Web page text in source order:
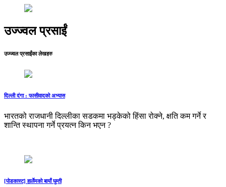
उज्ज्वल प्रसाईं
उज्ज्वल प्रसाईंका लेखहरु
दिल्ली दंगा : फासीवादको अभ्यास
भारतको राजधानी दिल्लीका सडकमा भड्केको हिंसा रोक्‍ने, क्षति कम गर्ने र
शान्ति स्थापना गर्ने प्रयत्‍न किन भएन ?
[पोडकास्ट] हार्लेमको बायाँ घुम्ती